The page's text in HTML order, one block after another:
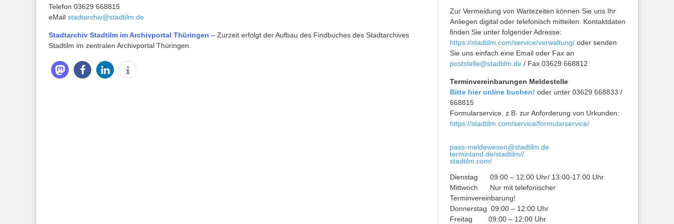
Telefon 03629 668815
eMail stadtarchiv@stadtilm.de
Stadtarchiv Stadtilm im Archivportal Thüringen – Zurzeit erfolgt der Aufbau des Findbuches des Stadtarchives
Stadtilm im zentralen Archivportal Thüringen.
Zur Vermeidung von Wartezeiten können Sie uns Ihr
Anliegen digital oder telefonisch mitteilen. Kontaktdaten
finden Sie unter folgender Adresse:
https://stadtilm.com/service/verwaltung/ oder senden
Sie uns einfach eine Email oder Fax an
poststelle@stadtilm.de / Fax 03629 668812
Terminvereinbarungen Meldestelle
Bitte hier online buchen! oder unter 03629 668833 /
668815
Formularservice, z.B. zur Anforderung von Urkunden:
https://stadtilm.com/service/formularservice/
pass-meldewesen@stadtilm.de
terminland.de/stadtilm//
stadtilm.com/
Dienstag 09:00 – 12:00 Uhr/ 13:00-17:00 Uhr
Mittwoch Nur mit telefonischer
Terminvereinbarung!
Donnerstag 09:00 – 12:00 Uhr
Freitag 09:00 – 12:00 Uhr